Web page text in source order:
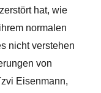
hat, wie
normalen
nicht verstehen
von
Eisenmann,